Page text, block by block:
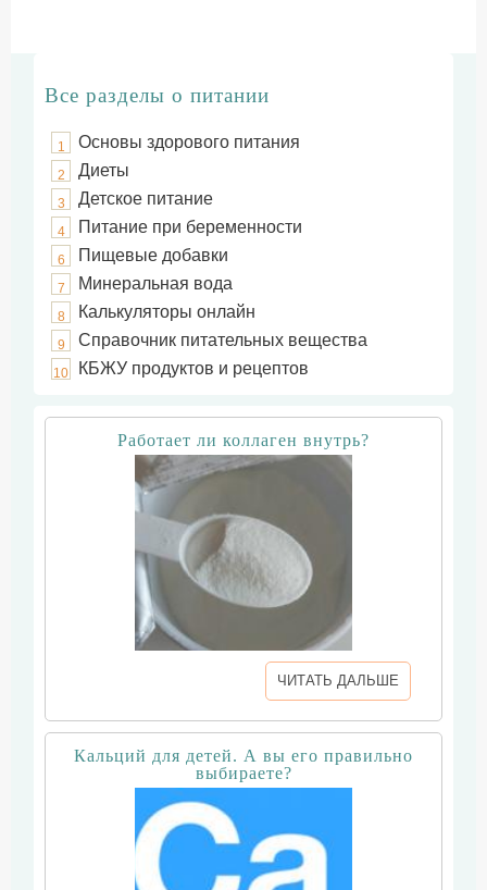
Все разделы о питании
1 Основы здорового питания
2 Диеты
3 Детское питание
4 Питание при беременности
6 Пищевые добавки
7 Минеральная вода
8 Калькуляторы онлайн
9 Справочник питательных вещества
10 КБЖУ продуктов и рецептов
Работает ли коллаген внутрь?
ЧИТАТЬ ДАЛЬШЕ
Кальций для детей. А вы его правильно
выбираете?